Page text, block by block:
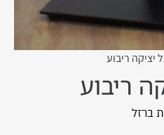
יציקה ריבוע
ריבוע
ברזל